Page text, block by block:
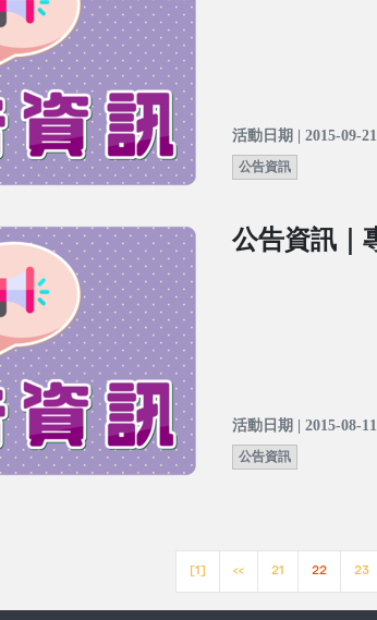
活動日期 | 2015-09-
公告資訊
公告資訊｜
活動日期 | 2015-08-
公告資訊
[1] << 21 22 23